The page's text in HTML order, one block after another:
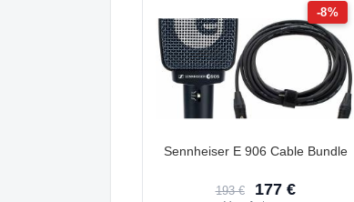
-8%
Sennheiser E 906 Cable Bundle
193 € 177 €